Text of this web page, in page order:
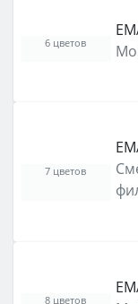
6 цветов
7 цветов
8 цветов